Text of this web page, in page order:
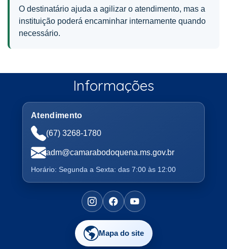
O destinatário ajuda a agilizar o atendimento, mas a
instituição poderá encaminhar internamente quando
necessário.
Informações
Atendimento
(67) 3268-1780
adm@camarabodoquena.ms.gov.br
Horário: Segunda a Sexta: das 7:00 às 12:00
Mapa do site